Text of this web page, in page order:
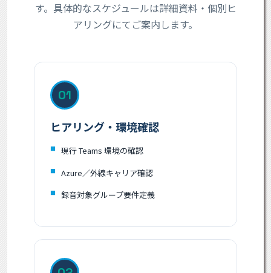
す。具体的なスケジュールは詳細資料・個別ヒ
アリングにてご案内します。
01
ヒアリング・環境確認
現行 Teams 環境の確認
Azure／外線キャリア確認
録音対象グループ要件定義